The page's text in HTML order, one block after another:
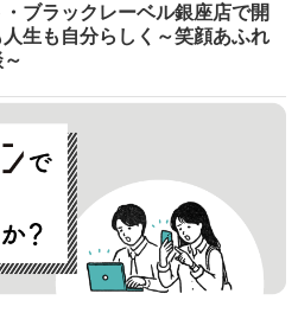
ブラックレーベル銀座店で開
生も自分らしく～笑顔あふれ